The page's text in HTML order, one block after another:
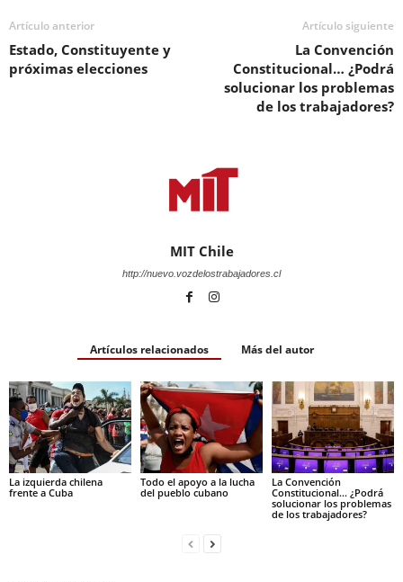
Artículo anterior
Estado, Constituyente y
próximas elecciones
Artículo siguiente
La Convención
Constitucional… ¿Podrá
solucionar los problemas
de los trabajadores?
MIT Chile
http://nuevo.vozdelostrabajadores.cl
Artículos relacionados Más del autor
La izquierda chilena
frente a Cuba
Todo el apoyo a la lucha
del pueblo cubano
La Convención
Constitucional… ¿Podrá
solucionar los problemas
de los trabajadores?